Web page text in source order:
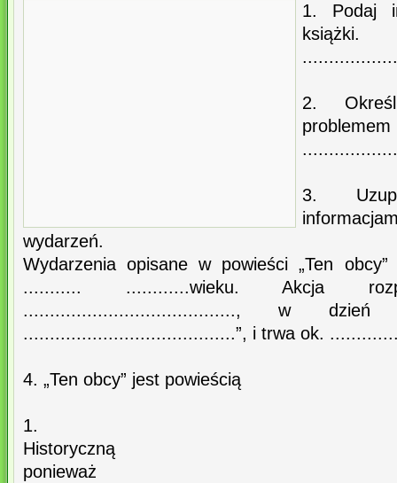
1. Podaj
książki.
2.
problemem
3.
wydarzeń.
Wydarzenia opisane w powieści „Ten
........... ............wieku. Akcja
........................................, w
........................................”, i trwa ok.
4. „Ten obcy” jest powieścią
1.
Historyczną
ponieważ